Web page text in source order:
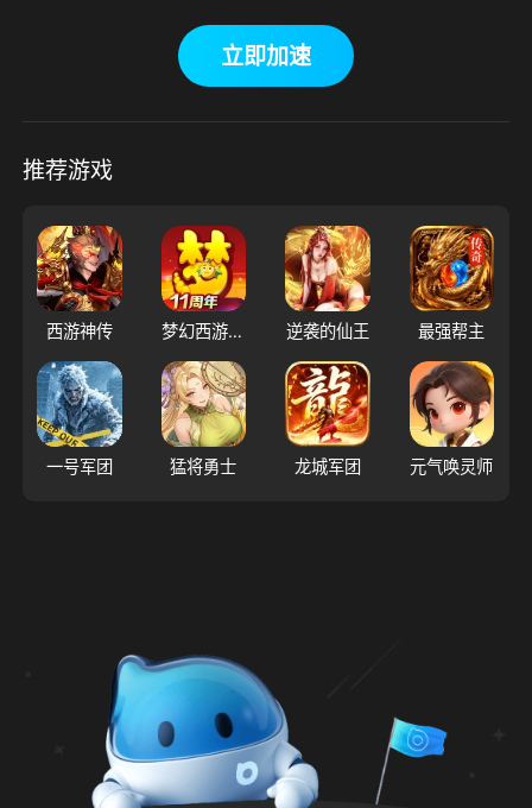
立即加速
推荐游戏
西游神传 梦幻西游（大陆服） 逆袭的仙王 最强帮主
一号军团 猛将勇士 龙城军团 元气唤灵师